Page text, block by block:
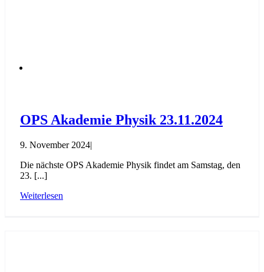
OPS Akademie Physik 23.11.2024
9. November 2024|
Die nächste OPS Akademie Physik findet am Samstag, den
23. [...]
Weiterlesen